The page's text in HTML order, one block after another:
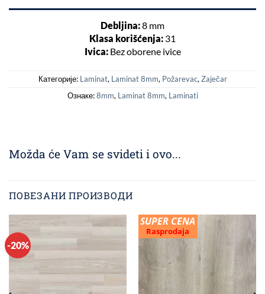
Debljina:8 mm
Klasa korišćenja: 31
Ivica: Bez oborene ivice
Категорије: Laminat, Laminat 8mm, Požarevac, Zaječar
Ознаке:8mm, Laminat 8mm, Laminati
Možda će Vam se svideti i ovo...
ПОВЕЗАНИ ПРОИЗВОДИ
-20%
SUPER CENA
Rasprodaja